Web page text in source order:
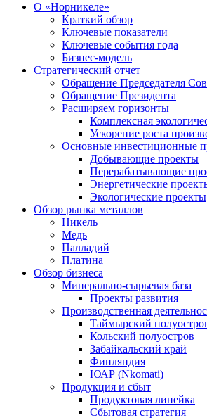
О «Норникеле»
Краткий обзор
Ключевые показатели
Ключевые события года
Бизнес-модель
Стратегический отчет
Обращение Председателя
Обращение Президента
Расширяем горизонты
Комплексная
Ускорение роста
Основные инвестиционные
Добывающие проекты
Перерабатывающие
Энергетические
Экологические проекты
Обзор рынка металлов
Никель
Медь
Палладий
Платина
Обзор бизнеса
Минерально-сырьевая база
Проекты развития
Производственная
Таймырский
Кольский полуостров
Забайкальский край
Финляндия
ЮАР (Nkomati)
Продукция и сбыт
Продуктовая линейка
Сбытовая стратегия